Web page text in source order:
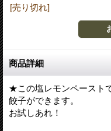
[売り切れ]
商品詳細
★この塩レモンペースト
餃子ができます。
お試しあれ！